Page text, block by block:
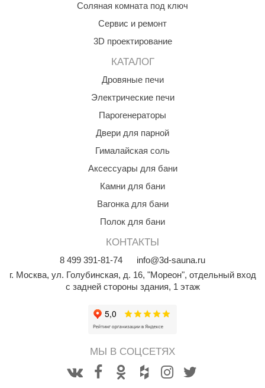
Соляная комната под ключ
Сервис и ремонт
3D проектирование
КАТАЛОГ
Дровяные печи
Электрические печи
Парогенераторы
Двери для парной
Гималайская соль
Аксессуары для бани
Камни для бани
Вагонка для бани
Полок для бани
КОНТАКТЫ
8 499 391-81-74
info@3d-sauna.ru
г. Москва, ул. Голубинская, д. 16, "Мореон", отдельный вход
с задней стороны здания, 1 этаж
МЫ В СОЦСЕТЯХ